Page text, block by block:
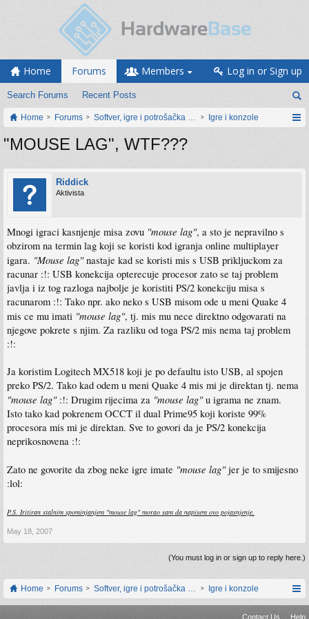
Home Forums
Search Forums Recent Posts
Members Log in or Sign up
Home Forums Softver, igre i potrošačka elektronikaIgre i konzole
"MOUSE LAG", WTF???
Riddick
Aktivista
Mnogi igraci kasnjenje misa zovu "mouse lag", a sto je nepravilno s
obzirom na termin lag koji se koristi kod igranja online multiplayer
igara. "Mouse lag"nastaje kad se koristi mis s USB prikljuckom za
racunar :!: USB konekcija opterecuje procesor zato se taj problem
javlja i iz tog razloga najbolje je koristiti PS/2 konekciju misa s
racunarom :!: Tako npr. ako neko s USB misom ode u meni Quake 4
mis ce mu imati "mouse lag", tj. mis mu nece direktno odgovarati na
njegove pokrete s njim. Za razliku od toga PS/2 mis nema taj problem
:!:
Ja koristim Logitech MX518 koji je po defaultu isto USB, al spojen
preko PS/2. Tako kad odem u meni Quake 4 mis mi je direktan tj. nema
"mouse lag":!: Drugim rijecima za "mouse lag"u igrama ne znam.
Isto tako kad pokrenem OCCT il dual Prime95 koji koriste 99%
procesora mis mi je direktan. Sve to govori da je PS/2 konekcija
neprikosnovena :!:
Zato ne govorite da zbog neke igre imate "mouse lag"jer je to smijesno
:lol:
P.S. Iritiran stalnim spominjanjem "mouse lag" morao sam da napisem ovo pojasnjenje.
May 18, 2007
(You must log in or sign up to reply here.)
Home Forums Softver, igre i potrošačka elektronikaIgre i konzole
Contact Us Help